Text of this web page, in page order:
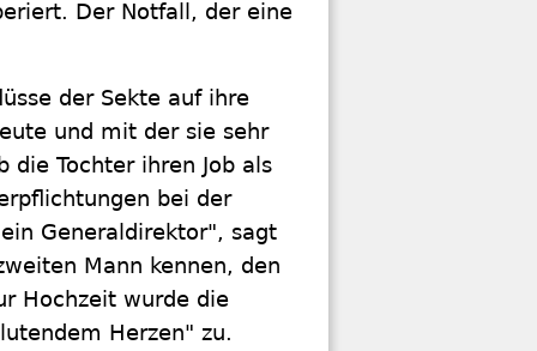
Der Notfall, der eine
der Sekte auf ihre
und mit der sie sehr
Tochter ihren Job als
bei der
Generaldirektor", sagt
Mann kennen, den
Hochzeit wurde die
Herzen" zu.